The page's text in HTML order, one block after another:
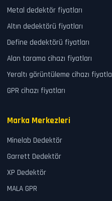
Metal dedektör fiyatları
Altın dedektörü fiyatları
Define dedektörü fiyatları
Alan tarama cihazı fiyatları
Yeraltı görüntüleme cihazı
GPR cihazı fiyatları
Marka Merkezleri
Minelab Dedektör
Garrett Dedektör
XP Dedektör
MALA GPR